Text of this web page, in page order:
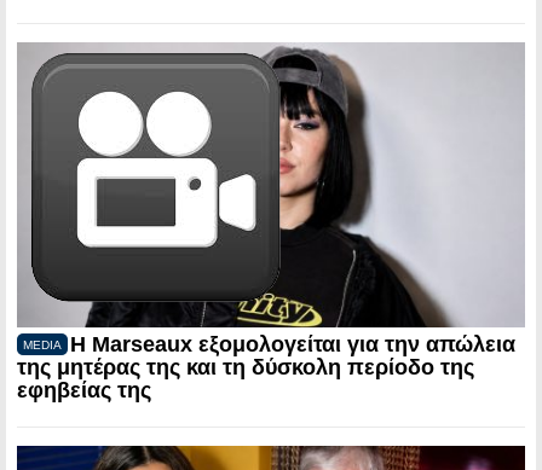
MEDIA
Η Marseaux εξομολογείται για την απώλεια
της μητέρας της και τη δύσκολη περίοδο της
εφηβείας της